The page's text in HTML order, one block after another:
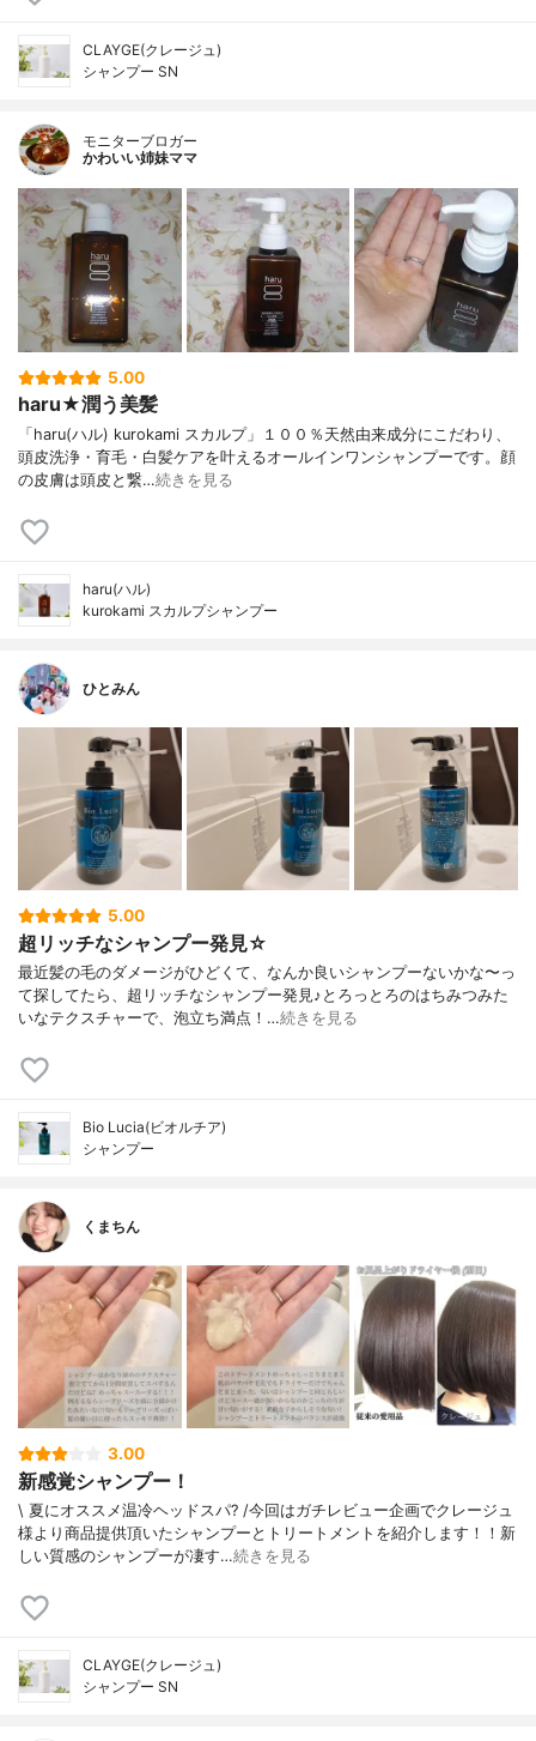
CLAYGE(クレージュ)
シャンプー SN
モニターブロガー
かわいい姉妹ママ
5.00
haru★潤う美髪
「haru(ハル) kurokami スカルプ」１００％天然由来成分にこだわり、
頭皮洗浄・育毛・白髪ケアを叶えるオールインワンシャンプーです。顔
の皮膚は頭皮と繋…続きを見る
haru(ハル)
kurokami スカルプシャンプー
ひとみん
5.00
超リッチなシャンプー発見☆
最近髪の毛のダメージがひどくて、なんか良いシャンプーないかな〜っ
て探してたら、超リッチなシャンプー発見♪とろっとろのはちみつみた
いなテクスチャーで、泡立ち満点！…続きを見る
Bio Lucia(ビオルチア)
シャンプー
くまちん
3.00
新感覚シャンプー！
\ 夏にオススメ温冷ヘッドスパ? /今回はガチレビュー企画でクレージュ
様より商品提供頂いたシャンプーとトリートメントを紹介します！！新
しい質感のシャンプーが凄す…続きを見る
CLAYGE(クレージュ)
シャンプー SN